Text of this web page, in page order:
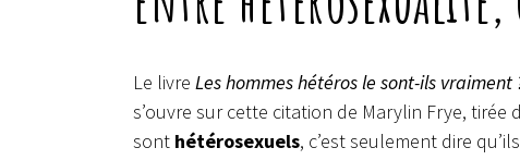
Le livre Les hommes hétéros le sont-ils vraiment
s’ouvre sur cette citation de Marylin Frye, tirée
sont hétérosexuels, c’est seulement dire